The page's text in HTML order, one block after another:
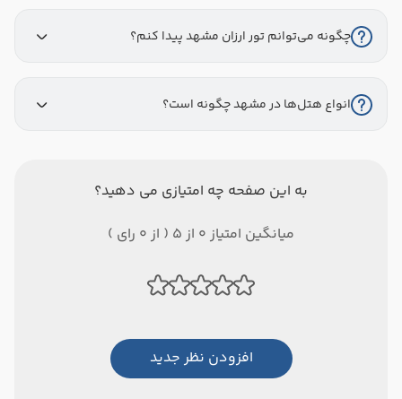
چگونه می‌توانم تور ارزان مشهد پیدا کنم؟
انواع هتل‌ها در مشهد چگونه است؟
به این صفحه چه امتیازی می دهید؟
میانگین امتیاز 0 از 5 ( از 0 رای )
افزودن نظر جدید